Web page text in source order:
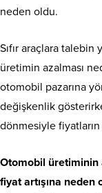
neden oldu.
Sıfır araçlara
üretimin azalması
otomobil pazarına
değişkenlik
dönmesiyle
Otomobil üretiminin
fiyat artışına